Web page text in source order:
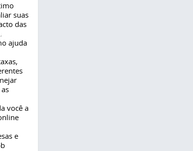
suas
das
ajuda
você a
e